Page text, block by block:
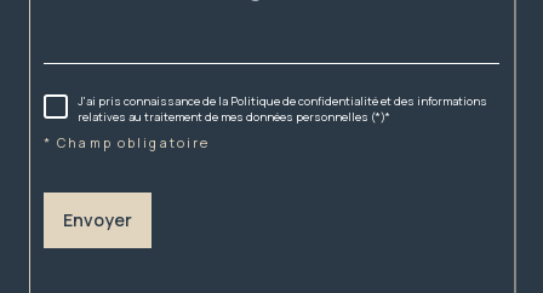
J'ai pris connaissance de la Politique de confidentialité et des informations
relatives au traitement de mes données personnelles (*)*
* Champ obligatoire
Envoyer